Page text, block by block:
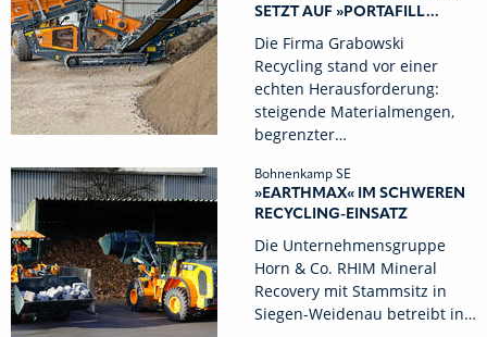
SETZT AUF »PORTAFILL...
Die Firma Grabowski
Recycling stand vor einer
echten Herausforderung:
steigende Materialmengen,
begrenzter…
Bohnenkamp SE
»EARTHMAX« IM SCHWEREN
RECYCLING-EINSATZ
Die Unternehmensgruppe
Horn & Co. RHIM Mineral
Recovery mit Stammsitz in
Siegen-Weidenau betreibt in…